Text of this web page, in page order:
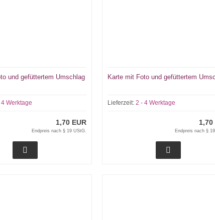
und gefüttertem Umschlag
Werktage
1,70 EUR
Endpreis nach § 19 UStG.
Karte mit Foto und gefüttertem
Lieferzeit: 2 - 4 Werktage
1,70
Endpreis nach §